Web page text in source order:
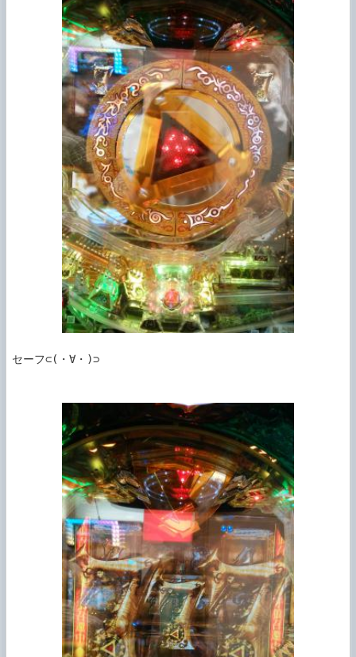
セーフ⊂(・∀・)⊃